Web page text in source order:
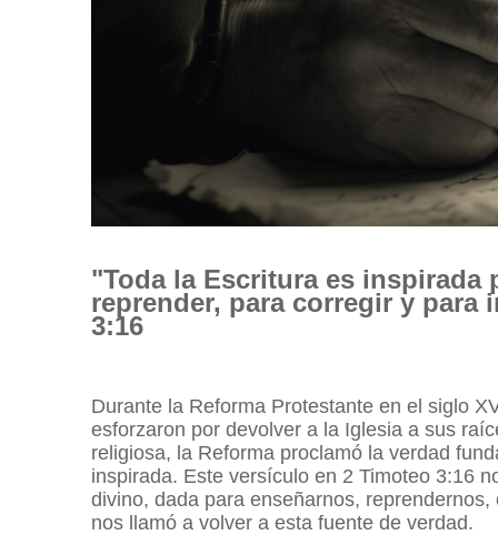
"Toda la Escritura es inspirada
reprender, para corregir y
3:16
Durante la Reforma Protestante en el siglo
esforzaron por devolver a la Iglesia a sus
religiosa, la Reforma proclamó la verdad
inspirada. Este versículo en 2 Timoteo 3:16
divino, dada para enseñarnos,
nos llamó a volver a esta fuente de verdad.